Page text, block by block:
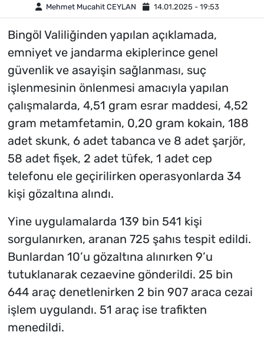
Mehmet Mucahit CEYLAN 14.01.2025 - 19:53
Bingöl Valiliğinden yapılan açıklamada,
emniyet ve jandarma ekiplerince genel
güvenlik ve asayişin sağlanması, suç
işlenmesinin önlenmesi amacıyla yapılan
çalışmalarda, 4,51 gram esrar maddesi, 4,52
gram metamfetamin, 0,20 gram kokain, 188
adet skunk, 6 adet tabanca ve 8 adet şarjör,
58 adet fişek, 2 adet tüfek, 1 adet cep
telefonu ele geçirilirken operasyonlarda 34
kişi gözaltına alındı.
Yine uygulamalarda 139 bin 541 kişi
sorgulanırken, aranan 725 şahıs tespit edildi.
Bunlardan 10’u gözaltına alınırken 9’u
tutuklanarak cezaevine gönderildi. 25 bin
644 araç denetlenirken 2 bin 907 araca cezai
işlem uygulandı. 51 araç ise trafikten
menedildi.